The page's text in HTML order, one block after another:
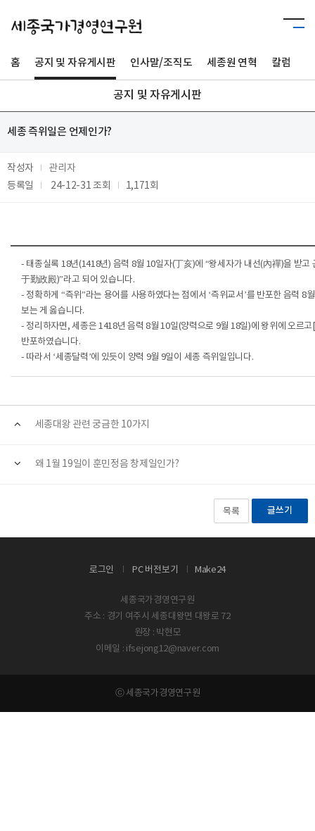
홈 공지 및 자유게시판 인사말/조직도 세종원 연혁 칼럼
공지 및 자유게시판
세종 즉위일은 언제인가?
작성자
관리자
등록일
24-12-31조회 1,171회
- 태종실록 18년(1418년) 음력 8월 10일자(丁亥)에 “왕세자가 내선(內禪)을 받
于勤政殿)”라고 되어 있습니다.
- 정확하게 “즉위”라는 용어를 사용하였다는 점에서 ‘즉위교서’를 반포한 음력
보는 게 옳습니다.
- 정리하자면, 세종은 1418년 음력 8월 10일(양력으로 9월 18일)에 왕위에 오르
반포하였습니다.
- 따라서 ‘세종달력’에 있듯이 양력 9월 9일이 세종 즉위일입니다.
세종대왕 관련 궁금한 10가지
왜 1월 19일이 훈민정음 창제일인가?
목록 글쓰기
로그인 PC 버전보기 Make24
세종국가경영연구원
주소 : 경기 여주시 세종대왕면 대왕로 72
원장 : 박현모
이메일 : ifsejong12@naver.com
ⓒ 세종국가경영연구원